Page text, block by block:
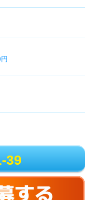
す。
円以上
与金額がございますの
39